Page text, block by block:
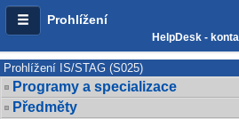
Prohlížení
HelpDesk -
Prohlížení IS/STAG (S025)
Programy a specializace
Předměty